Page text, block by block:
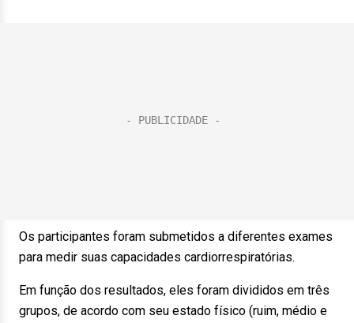
Os participantes foram submetidos a diferentes exames
para medir suas capacidades cardiorrespiratórias.
Em função dos resultados, eles foram divididos em três
grupos, de acordo com seu estado físico (ruim, médio e